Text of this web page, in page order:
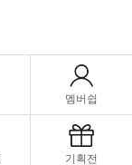
멤버쉽
기획전